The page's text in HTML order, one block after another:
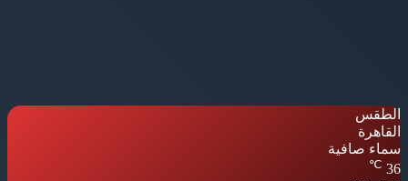
الطقس
القاهرة
سماء صافية
36
℃